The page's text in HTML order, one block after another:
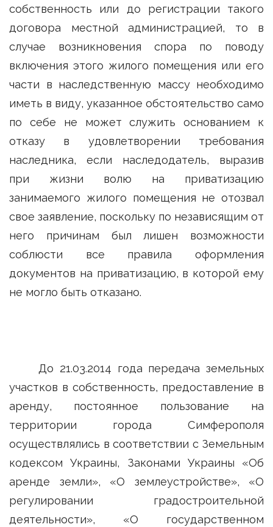
собственность или до регистрации такого
договора местной администрацией, то в
случае возникновения спора по поводу
включения этого жилого помещения или его
части в наследственную массу необходимо
иметь в виду, указанное обстоятельство само
по себе не может служить основанием к
отказу в удовлетворении требования
наследника, если наследодатель, выразив
при жизни волю на приватизацию
занимаемого жилого помещения не отозвал
свое заявление, поскольку по независящим от
него причинам был лишен возможности
соблюсти все правила оформления
документов на приватизацию, в которой ему
не могло быть отказано.
До 21.03.2014 года передача земельных
участков в собственность, предоставление в
аренду, постоянное пользование на
территории города Симферополя
осуществлялись в соответствии с Земельным
кодексом Украины, Законами Украины «Об
аренде земли», «О землеустройстве», «О
регулировании градостроительной
деятельности», «О государственном